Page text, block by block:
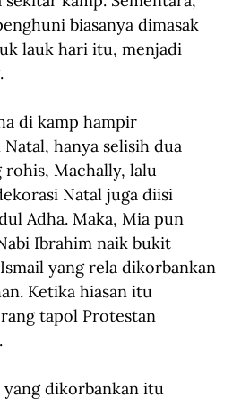
biasanya dimasak
lauk hari itu, menjadi
di kamp hampir
hanya selisih dua
rohis, Machally, lalu
Natal juga diisi
Adha. Maka, Mia pun
Ibrahim naik bukit
yang rela dikorbankan
Ketika hiasan itu
tapol Protestan
yang dikorbankan itu